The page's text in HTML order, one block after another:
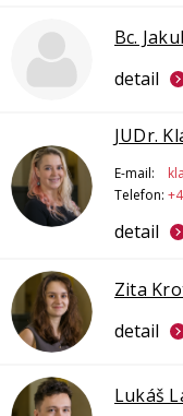
Bc.
detail
JUDr.
E-mail:
Telefon:
detail
Zita
detail
Lukáš